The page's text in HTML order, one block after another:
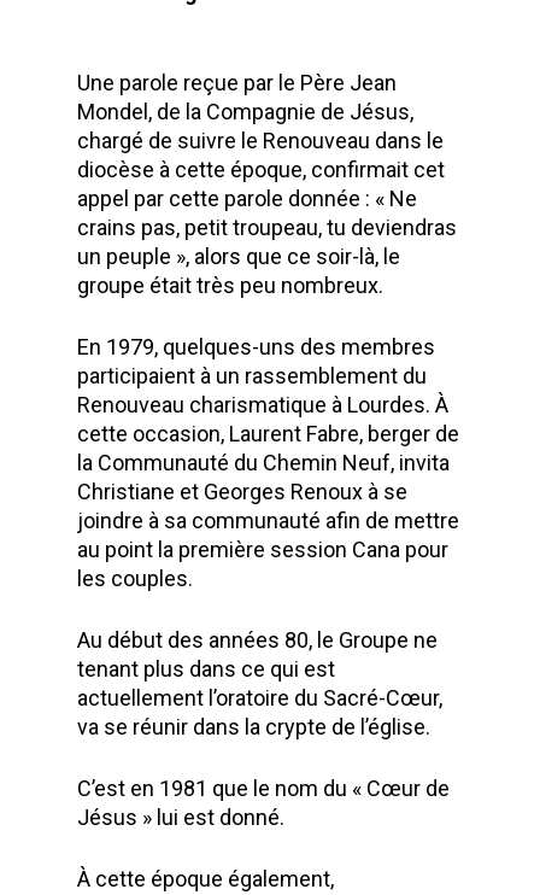
Une parole reçue par le Père Jean
Mondel, de la Compagnie de Jésus,
chargé de suivre le Renouveau dans le
diocèse à cette époque, confirmait cet
appel par cette parole donnée : « Ne
crains pas, petit troupeau, tu deviendras
un peuple », alors que ce soir-là, le
groupe était très peu nombreux.
En 1979, quelques-uns des membres
participaient à un rassemblement du
Renouveau charismatique à Lourdes. À
cette occasion, Laurent Fabre, berger de
la Communauté du Chemin Neuf, invita
Christiane et Georges Renoux à se
joindre à sa communauté afin de mettre
au point la première session Cana pour
les couples.
Au début des années 80, le Groupe ne
tenant plus dans ce qui est
actuellement l’oratoire du Sacré-Cœur,
va se réunir dans la crypte de l’église.
C’est en 1981 que le nom du « Cœur de
Jésus » lui est donné.
À cette époque également,